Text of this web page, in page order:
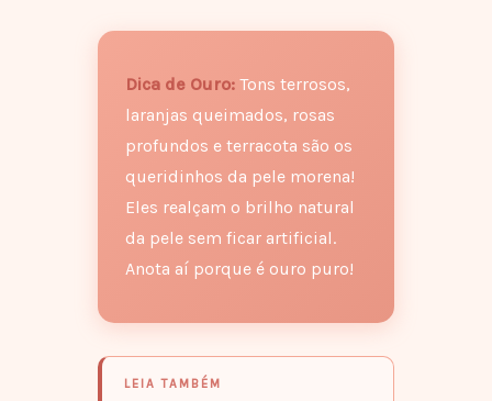
Dica de Ouro:Tons terrosos,
laranjas queimados, rosas
profundos e terracota são os
queridinhos da pele morena!
Eles realçam o brilho natural
da pele sem ficar artificial.
Anota aí porque é ouro puro!
LEIA TAMBÉM